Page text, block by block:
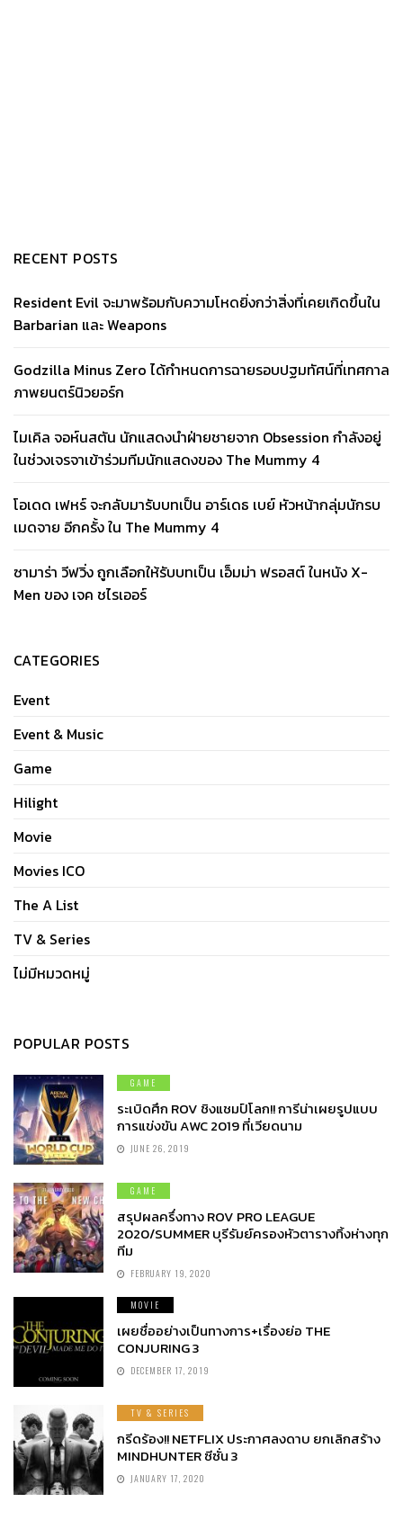
RECENT POSTS
Resident Evil จะมาพร้อมกับความโหดยิ่งกว่าสิ่งที่เคยเกิดขึ้นใน
Barbarian และ Weapons
Godzilla Minus Zero ได้กำหนดการฉายรอบปฐมทัศน์ที่เทศกาล
ภาพยนตร์นิวยอร์ก
ไมเคิล จอห์นสตัน นักแสดงนำฝ่ายชายจาก Obsession กำลังอยู่
ในช่วงเจรจาเข้าร่วมทีมนักแสดงของ The Mummy 4
โอเดด เฟหร์ จะกลับมารับบทเป็น อาร์เดธ เบย์ หัวหน้ากลุ่มนักรบ
เมดจาย อีกครั้ง ใน The Mummy 4
ซามาร่า วีฟวิ่ง ถูกเลือกให้รับบทเป็น เอ็มม่า ฟรอสต์ ในหนัง X-
Men ของ เจค ชไรเออร์
CATEGORIES
Event
Event & Music
Game
Hilight
Movie
Movies ICO
The A List
TV & Series
ไม่มีหมวดหมู่
POPULAR POSTS
GAME
ระเบิดศึก ROV ชิงแชมป์โลก!! การีน่าเผยรูปแบบ
การแข่งขัน AWC 2019 ที่เวียดนาม
JUNE 26, 2019
GAME
สรุปผลครึ่งทาง ROV PRO LEAGUE
2020/SUMMER บุรีรัมย์ครองหัวตารางทิ้งห่างทุก
ทีม
FEBRUARY 19, 2020
MOVIE
เผยชื่ออย่างเป็นทางการ+เรื่องย่อ THE
CONJURING 3
DECEMBER 17, 2019
TV & SERIES
กรีดร้อง!! NETFLIX ประกาศลงดาบ ยกเลิกสร้าง
MINDHUNTER ซีซั่น 3
JANUARY 17, 2020